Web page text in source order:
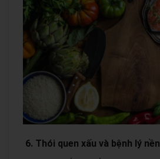
6. Thói quen xấu và bệnh lý nền